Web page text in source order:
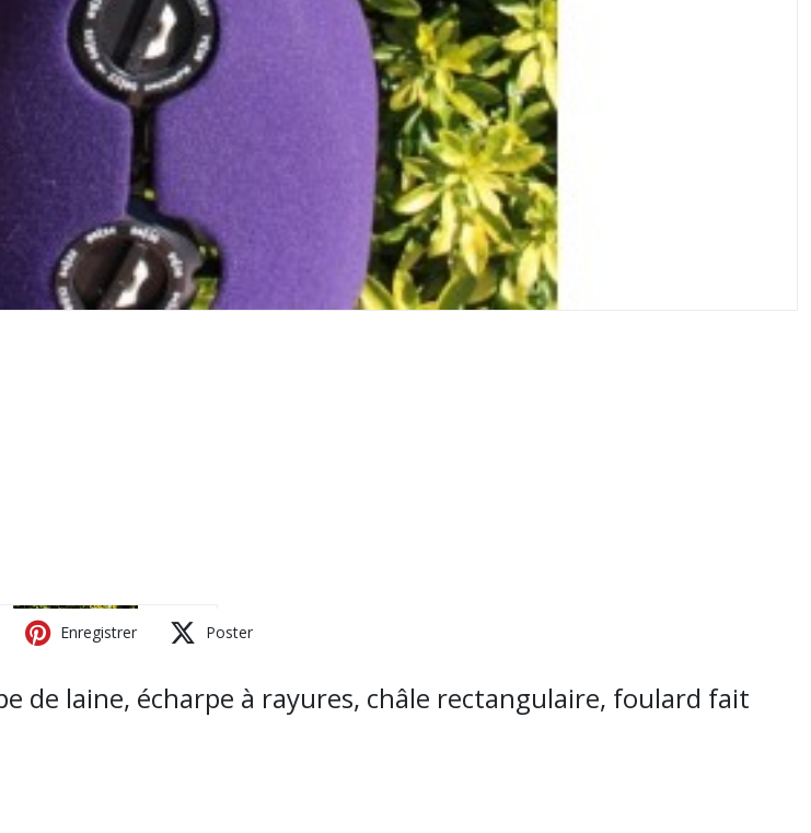
Enregistrer Poster
de laine, écharpe à rayures, châle rectangulaire, foulard fait